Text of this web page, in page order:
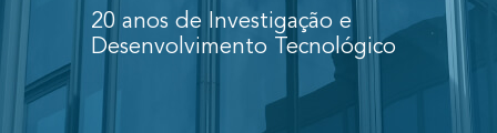
20 anos de Investigação e
Desenvolvimento Tecnológico